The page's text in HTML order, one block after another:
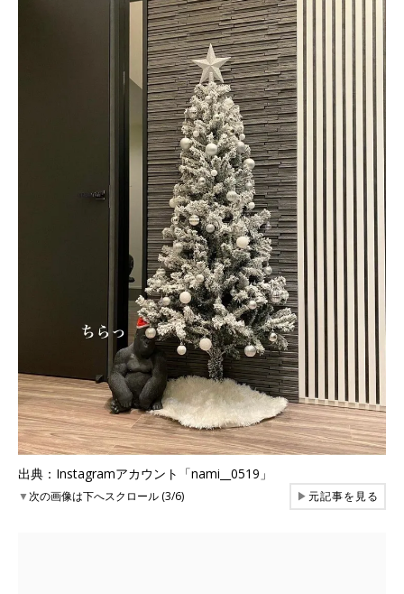
出典：Instagramアカウント「nami__0519」
▼次の画像は下へスクロール (3/6) ▶元記事を見る